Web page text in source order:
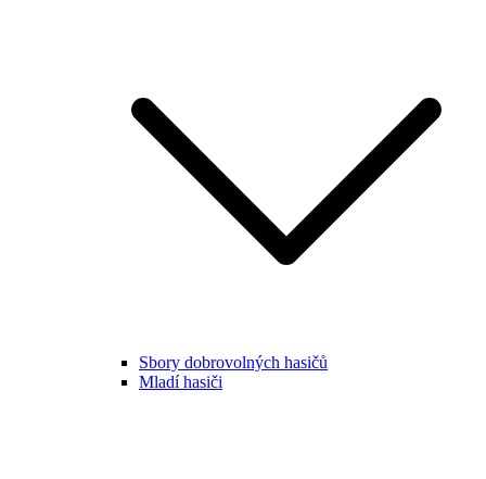
Sbory dobrovolných hasičů
Mladí hasiči